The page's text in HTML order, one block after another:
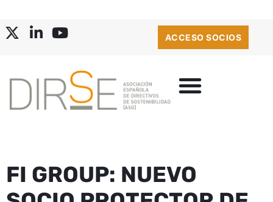
ACCESO SOCIOS
FI GROUP: NUEVO